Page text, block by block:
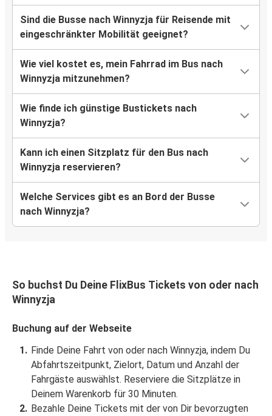
Winnyzja
Dortmund
Winnyzja
Danzig
Sind die Busse nach Winnyzja für Reisende mit
eingeschränkter Mobilität geeignet?
Wie viel kostet es, mein Fahrrad im Bus nach
Winnyzja mitzunehmen?
Wie finde ich günstige Bustickets nach
Winnyzja?
Kann ich einen Sitzplatz für den Bus nach
Winnyzja reservieren?
Welche Services gibt es an Bord der Busse
nach Winnyzja?
So buchst Du Deine FlixBus Tickets von oder nach
Winnyzja
Buchung auf der Webseite
Finde Deine Fahrt von oder nach Winnyzja, indem Du
Abfahrtszeitpunkt, Zielort, Datum und Anzahl der
Fahrgäste auswählst. Reserviere die Sitzplätze in
Deinem Warenkorb für 30 Minuten.
Bezahle Deine Tickets mit der von Dir bevorzugten